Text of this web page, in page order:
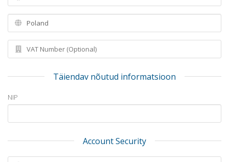
Täiendav nõutud informatsioon
NIP
Account Security